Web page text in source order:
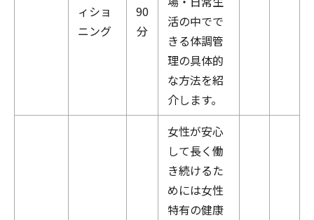
ィショ
ニング
90
分
活の中でで
きる体調管
理の具体的
な方法を紹
介します。
女性が安心
して長く働
き続けるた
めには女性
特有の健康